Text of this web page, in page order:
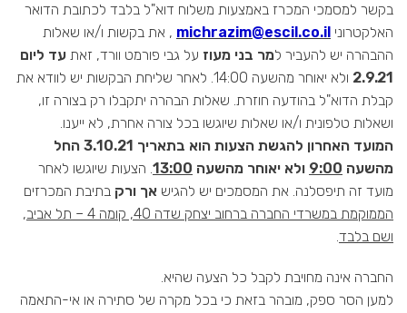
בקשר למסמכי המכרז באמצעות משלוח דוא"ל בלבד לכתובת הדואר
האלקטרוני michrazim@escil.co.il , את בקשות ו/או שאלות
ההבהרה יש להעביר למר בני מעוז על גבי פורמט וורד, זאת עד ליום
2.9.21
ולא יאוחר מהשעה 14:00. לאחר שליחת הבקשות יש לוודא את
קבלת הדוא"ל בהודעה חוזרת. שאלות הבהרה יתקבלו רק בצורה זו,
ושאלות טלפונית ו/או שאלות שיוגשו בכל צורה אחרת, לא ייענו.
המועד האחרון להגשת הצעות הוא בתאריך 3.10.21 החל
מהשעה 9:00 ולא יאוחר מהשעה 13:00. הצעות שיוגשו לאחר
מועד זה תיפסלנה. את המסמכים יש להגיש אך ורק בתיבת המכרזים
הממוקמת במשרדי החברה ברחוב יצחק שדה 40, קומה 4 – תל אביב
,
ושם בלבד.
החברה אינה מחויבת לקבל כל הצעה שהיא.
למען הסר ספק, מובהר בזאת כי בכל מקרה של סתירה או אי-התאמה